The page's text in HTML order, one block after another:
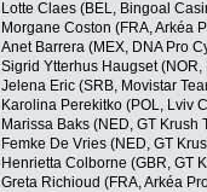
Lotte Claes (BEL, Bingoal
Morgane Coston (FRA, Arkéa
Anet Barrera (MEX, DNA Pro
Sigrid Ytterhus Haugset (NOR,
Jelena Eric (SRB, Movistar
Karolina Perekitko (POL, Lviv
Marissa Baks (NED, GT Krush
Femke De Vries (NED, GT
Henrietta Colborne (GBR, GT
Greta Richioud (FRA, Arkéa